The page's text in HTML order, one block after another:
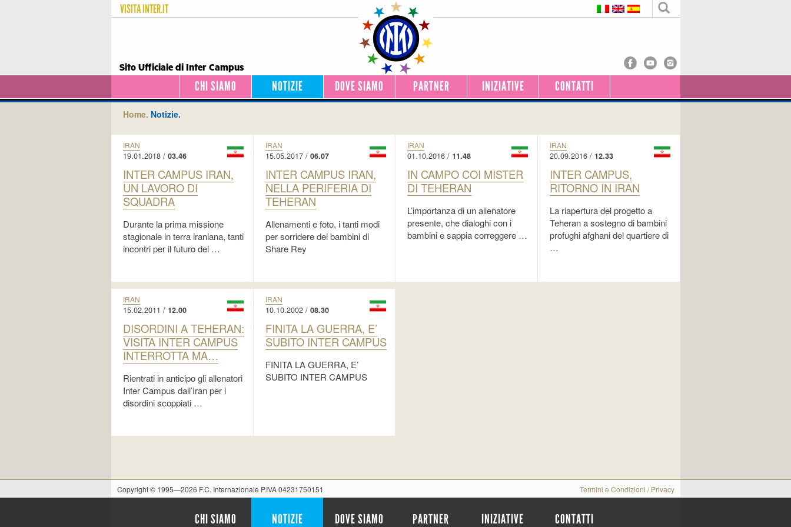
VISITAINTER.IT
Sito Ufficiale di Inter Campus
CHI SIAMO NOTIZIE DOVE SIAMO PARTNER INIZIATIVE CONTATTI
Home. Notizie.
IRAN
19.01.2018 / 03.46
INTER CAMPUS IRAN,
UN LAVORO DI
SQUADRA
Durante la prima missione
stagionale in terra iraniana, tanti
incontri per il futuro del …
IRAN
15.05.2017 / 06.07
INTER CAMPUS IRAN,
NELLA PERIFERIA DI
TEHERAN
Allenamenti e foto, i tanti modi
per sorridere dei bambini di
Share Rey
IRAN
01.10.2016 / 11.48
IN CAMPO COI MISTER
DI TEHERAN
L’importanza di un allenatore
presente, che dialoghi con i
bambini e sappia correggere …
IRAN
20.09.2016 / 12.33
INTER CAMPUS,
RITORNO IN IRAN
La riapertura del progetto a
Teheran a sostegno di bambini
profughi afghani del quartiere di
…
IRAN
15.02.2011 / 12.00
DISORDINI A TEHERAN:
VISITA INTER CAMPUS
INTERROTTA MA…
Rientrati in anticipo gli allenatori
Inter Campus dall’Iran per i
disordini scoppiati …
IRAN
10.10.2002 / 08.30
FINITA LA GUERRA, E’
SUBITO INTER CAMPUS
FINITA LA GUERRA, E’
SUBITO INTER CAMPUS
Copyright © 1995—2026 F.C. Internazionale P.IVA 04231750151 Termini e Condizioni /Privacy
CHI SIAMO NOTIZIE DOVE SIAMO PARTNER INIZIATIVE CONTATTI